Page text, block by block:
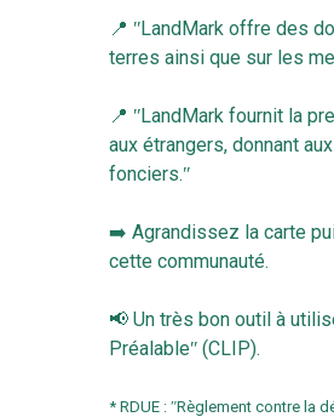
📍 ʺLandMark offre des
terres ainsi que sur les
📍 ʺLandMark fournit la
aux étrangers, donnant
fonciers.ʺ
➡️ Agrandissez la carte
cette communauté.
📢 Un très bon outil à
Préalableʺ (CLIP).
* RDUE : ʺRèglement contre la